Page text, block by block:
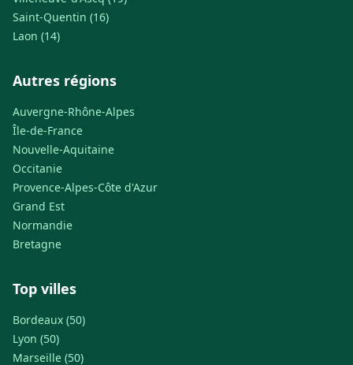
Saint-Quentin (16)
Laon (14)
Autres régions
Auvergne-Rhône-Alpes
Île-de-France
Nouvelle-Aquitaine
Occitanie
Provence-Alpes-Côte d'Azur
Grand Est
Normandie
Bretagne
Top villes
Bordeaux (50)
Lyon (50)
Marseille (50)